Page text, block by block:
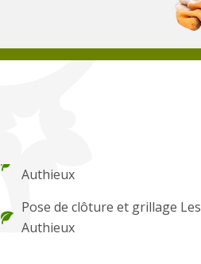
Authieux
Pose de clôture et grillage Les
Authieux